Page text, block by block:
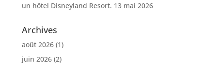
un hôtel Disneyland Resort. 13 mai 2026
Archives
août 2026(1)
juin 2026(2)